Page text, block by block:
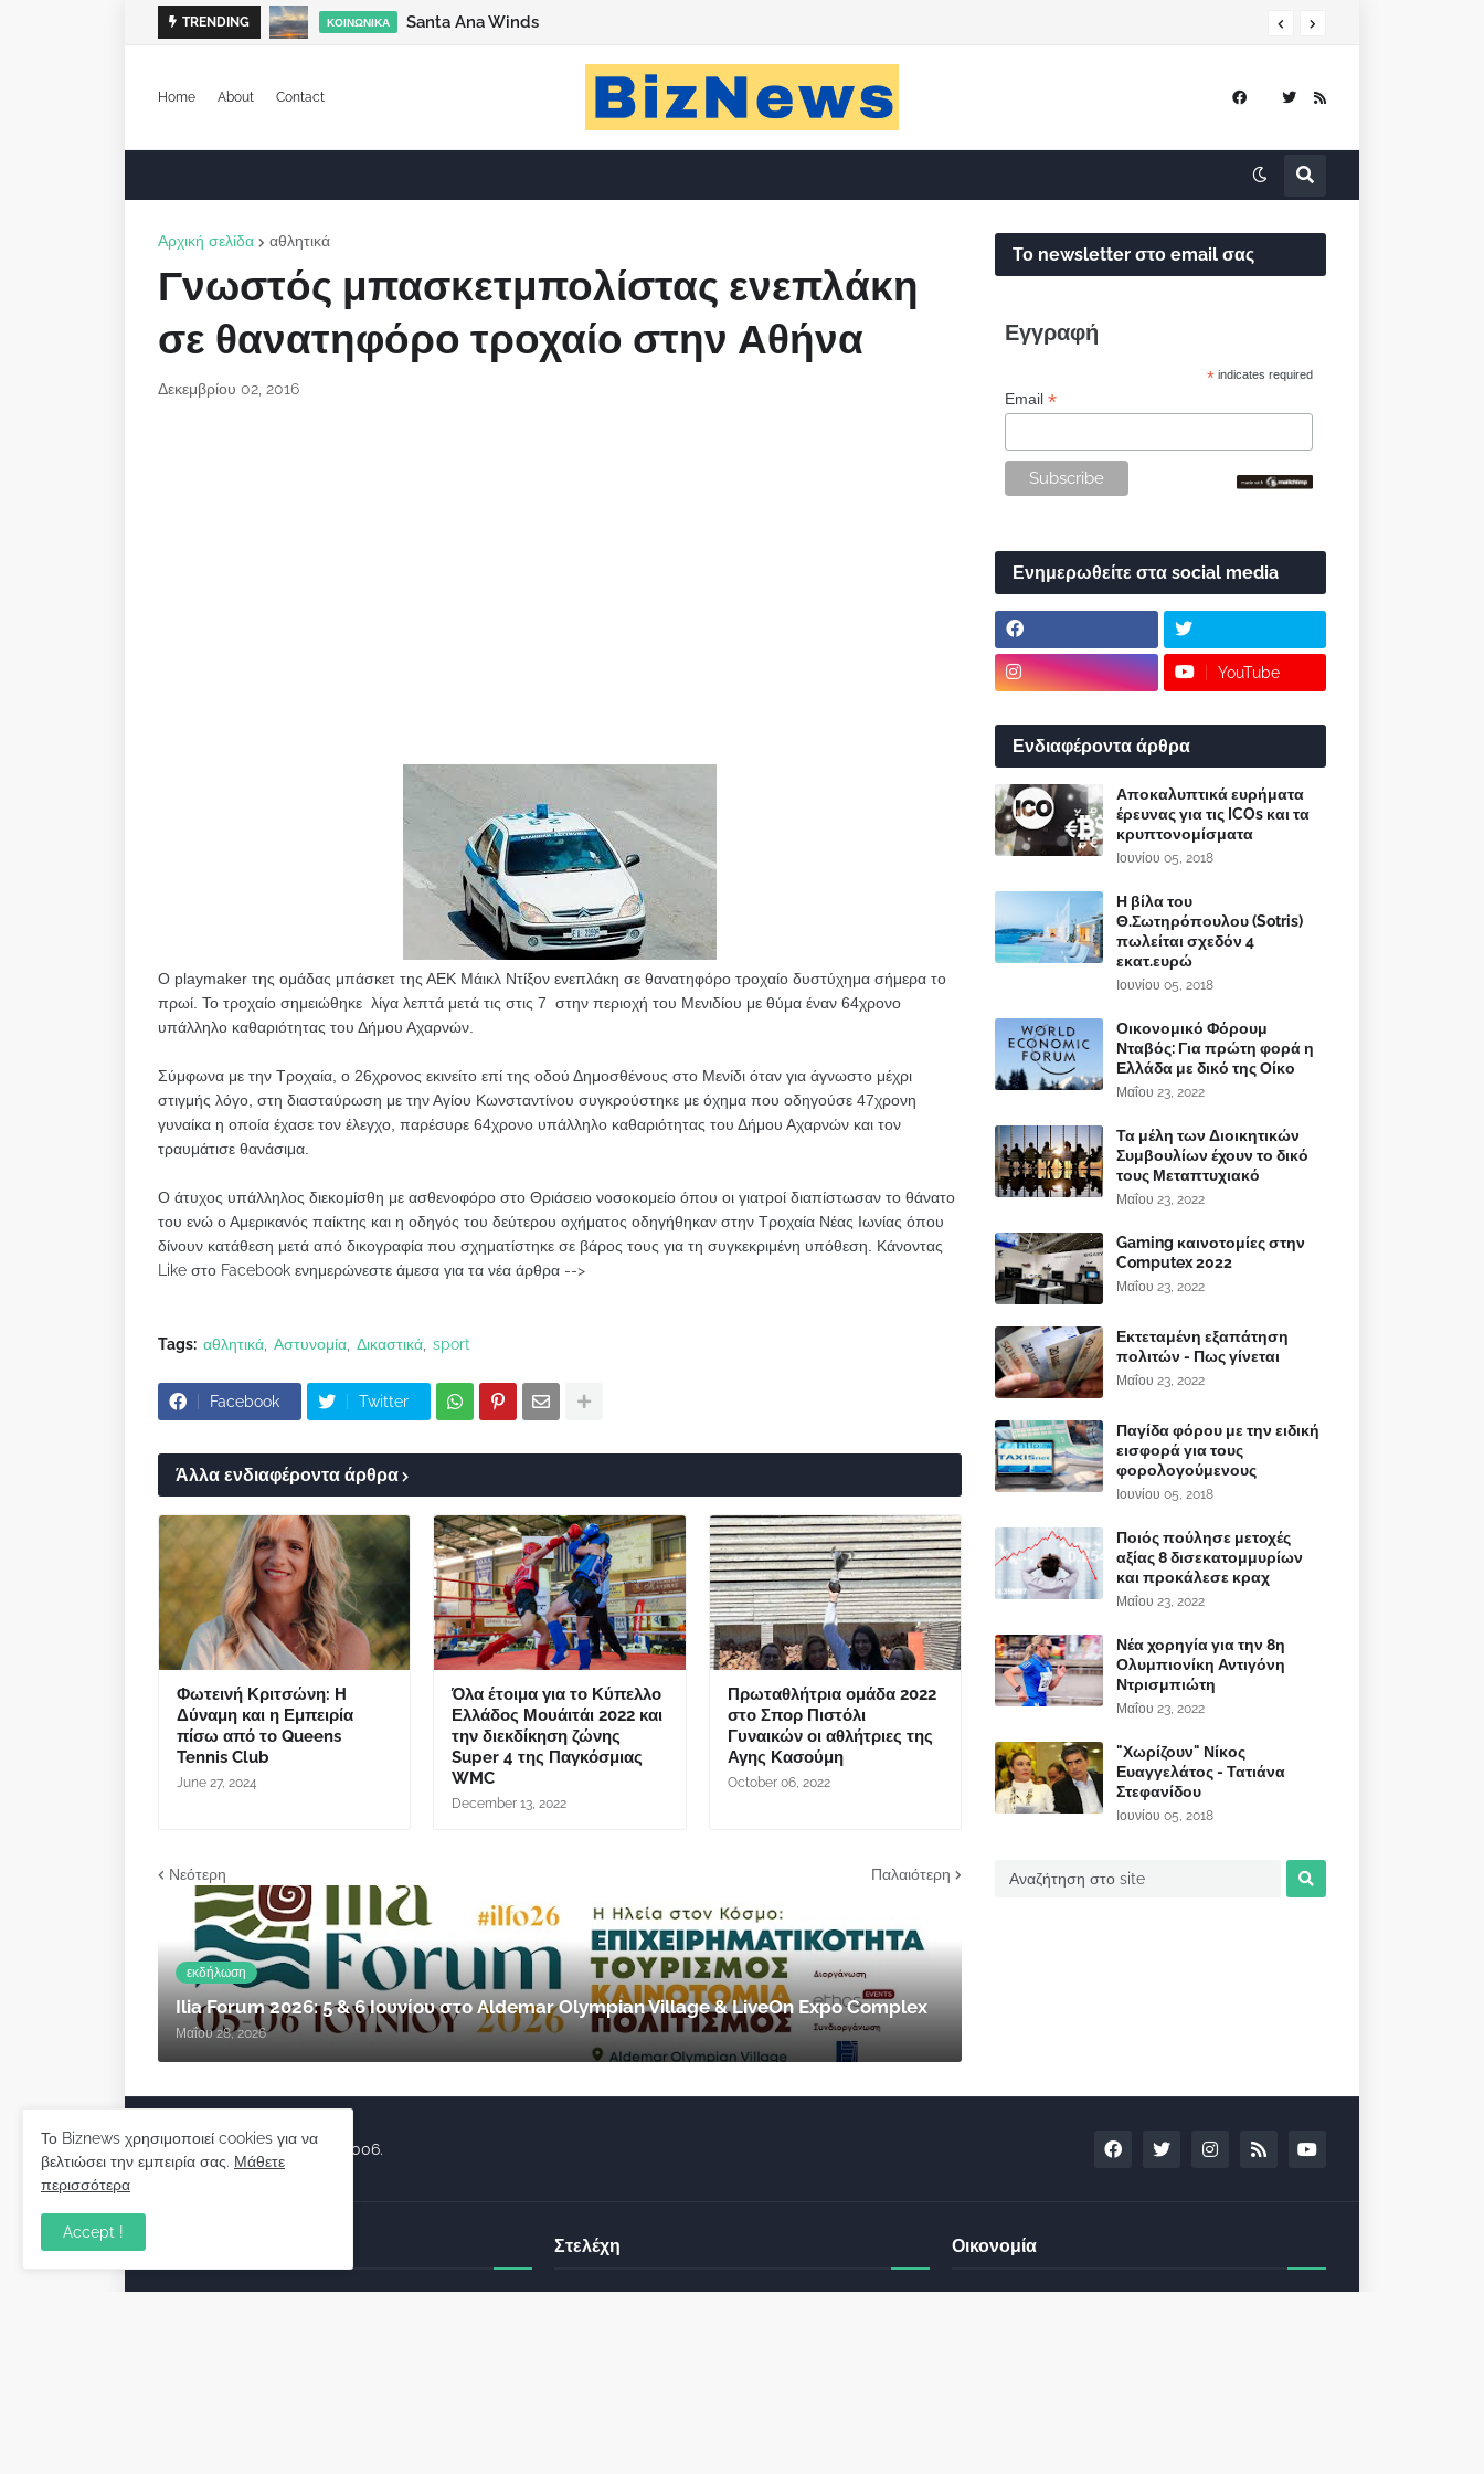
TRENDING ΚΟΙΝΩΝΙΚΆ Santa Ana Winds
Home About Contact
Αρχική σελίδα αθλητικά
Γνωστός μπασκετμπολίστας ενεπλάκη
σε θανατηφόρο τροχαίο στην Αθήνα
Δεκεμβρίου 02, 2016
Ο playmaker της ομάδας μπάσκετ της ΑΕΚ Μάικλ Ντίξον ενεπλάκη σε θανατηφόρο τροχαίο δυστύχημα σήμερα το
πρωί. Το τροχαίο σημειώθηκε λίγα λεπτά μετά τις στις 7 στην περιοχή του Μενιδίου με θύμα έναν 64χρονο
υπάλληλο καθαριότητας του Δήμου Αχαρνών.
Σύμφωνα με την Τροχαία, ο 26χρονος εκινείτο επί της οδού Δημοσθένους στο Μενίδι όταν για άγνωστο μέχρι
στιγμής λόγο, στη διασταύρωση με την Αγίου Κωνσταντίνου συγκρούστηκε με όχημα που οδηγούσε 47χρονη
γυναίκα η οποία έχασε τον έλεγχο, παρέσυρε 64χρονο υπάλληλο καθαριότητας του Δήμου Αχαρνών και τον
τραυμάτισε θανάσιμα.
Ο άτυχος υπάλληλος διεκομίσθη με ασθενοφόρο στο Θριάσειο νοσοκομείο όπου οι γιατροί διαπίστωσαν το θάνατο
του ενώ ο Αμερικανός παίκτης και η οδηγός του δεύτερου οχήματος οδηγήθηκαν στην Τροχαία Νέας Ιωνίας όπου
δίνουν κατάθεση μετά από δικογραφία που σχηματίστηκε σε βάρος τους για τη συγκεκριμένη υπόθεση. Κάνοντας
Like στο Facebook ενημερώνεστε άμεσα για τα νέα άρθρα -->
Tags: αθλητικά Αστυνομία Δικαστικά sport
Facebook Twitter
Άλλα ενδιαφέροντα άρθρα
Φωτεινή Κριτσώνη: Η
Δύναμη και η Εμπειρία
πίσω από το Queens
Tennis Club
June 27, 2024
Όλα έτοιμα για το Κύπελλο
Ελλάδος Μουάιτάι 2022 και
την διεκδίκηση ζώνης
Super 4 της Παγκόσμιας
WMC
December 13, 2022
Πρωταθλήτρια ομάδα 2022
στο Σπορ Πιστόλι
Γυναικών οι αθλήτριες της
Αγης Κασούμη
October 06, 2022
Νεότερη Παλαιότερη
εκδήλωση
Ilia Forum 2026: 5 & 6 Ιουνίου στο Aldemar Olympian Village & LiveOn Expo Complex
Μαΐου 28, 2026
Το newsletter στο email σας
Εγγραφή
* indicates required
Email *
Ενημερωθείτε στα social media
YouTube
Ενδιαφέροντα άρθρα
Αποκαλυπτικά ευρήματα
έρευνας για τις ICOs και τα
κρυπτονομίσματα
Ιουνίου 05, 2018
Η βίλα του
Θ.Σωτηρόπουλου (Sotris)
πωλείται σχεδόν 4
εκατ.ευρώ
Ιουνίου 05, 2018
Οικονομικό Φόρουμ
Νταβός: Για πρώτη φορά η
Ελλάδα με δικό της Οίκο
Μαΐου 23, 2022
Τα μέλη των Διοικητικών
Συμβουλίων έχουν το δικό
τους Μεταπτυχιακό
Μαΐου 23, 2022
Gaming καινοτομίες στην
Computex 2022
Μαΐου 23, 2022
Εκτεταμένη εξαπάτηση
πολιτών - Πως γίνεται
Μαΐου 23, 2022
Παγίδα φόρου με την ειδική
εισφορά για τους
φορολογούμενους
Ιουνίου 05, 2018
Ποιός πούλησε μετοχές
αξίας 8 δισεκατομμυρίων
και προκάλεσε κραχ
Μαΐου 23, 2022
Νέα χορηγία για την 8η
Ολυμπιονίκη Αντιγόνη
Ντρισμπιώτη
Μαΐου 23, 2022
"Χωρίζουν" Νίκος
Ευαγγελάτος - Τατιάνα
Στεφανίδου
Ιουνίου 05, 2018
Biznews από το 2006.
Στελέχη Οικονομία
Το Biznews χρησιμοποιεί cookies για να
βελτιώσει την εμπειρία σας. Μάθετε
περισσότερα
Accept !